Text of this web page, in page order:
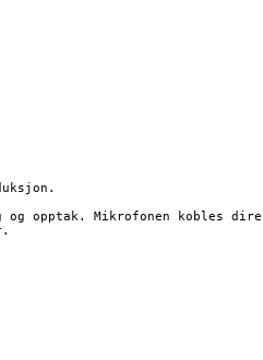
opptak. Mikrofonen kobles